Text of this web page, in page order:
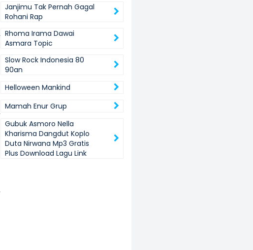
Janjimu Tak Pernah Gagal
Rohani Rap
Rhoma Irama Dawai
Asmara Topic
Slow Rock Indonesia 80
90an
Helloween Mankind
Mamah Enur Grup
Gubuk Asmoro Nella
Kharisma Dangdut Koplo
Duta Nirwana Mp3 Gratis
Plus Download Lagu Link